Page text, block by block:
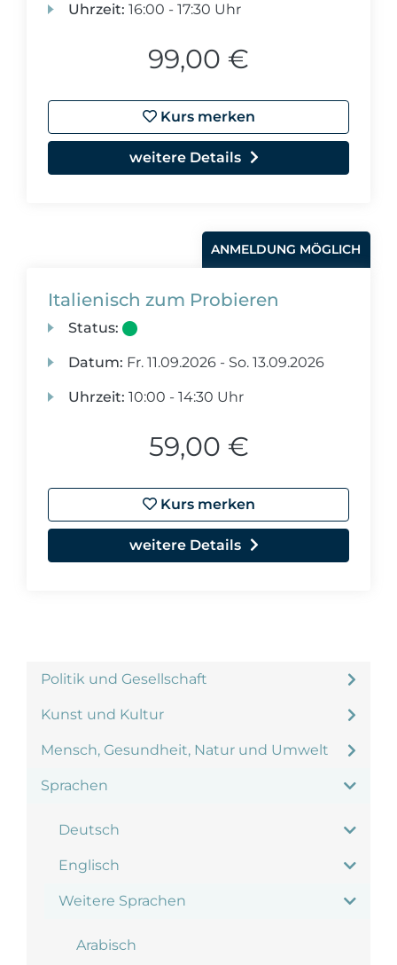
Politik und Gesellschaft
Kunst und Kultur
Mensch, Gesundheit, Natur und Umwelt
Sprachen
Deutsch
Englisch
Weitere Sprachen
Arabisch
Uhrzeit: 16:00 - 17:30 Uhr
99,00 €
Kurs merken
weitere Details
ANMELDUNG MÖGLICH
Italienisch zum Probieren
Status:
Datum: Fr. 11.09.2026 - So. 13.09.2026
Uhrzeit: 10:00 - 14:30 Uhr
59,00 €
Kurs merken
weitere Details